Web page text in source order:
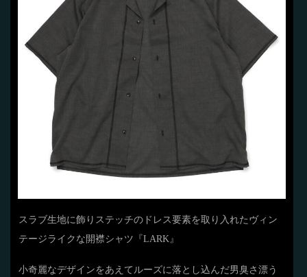
スラブ生地に飾りステッチのドレス要素を取り入れたヴィン
テージライクな開襟シャツ『LARK』
小奇麗なデザインをあえてルーズに落とし込んだ男臭さ漂う